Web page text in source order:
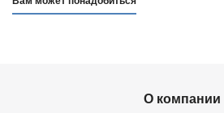
О компании